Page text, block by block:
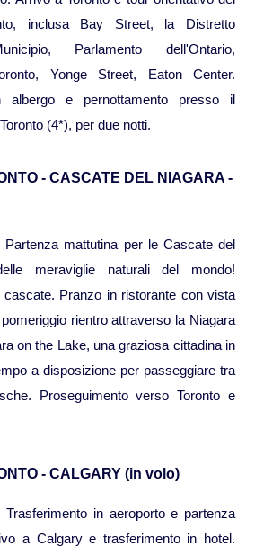
Lapponia e nord
Saudita
Zelanda
inclusa Bay Street, la Distretto
Parlamento dell'Ontario,
Yonge Street, Eaton Center.
albergo e pernottamento presso il
(4*), per due notti.
- CASCATE DEL NIAGARA -
Partenza mattutina per le Cascate del
meraviglie naturali del mondo!
Pranzo in ristorante con vista
rientro attraverso la Niagara
on the Lake, una graziosa cittadina in
a disposizione per passeggiare tra
Proseguimento verso Toronto e
- CALGARY (in volo)
Trasferimento in aeroporto e partenza
a Calgary e trasferimento in hotel.